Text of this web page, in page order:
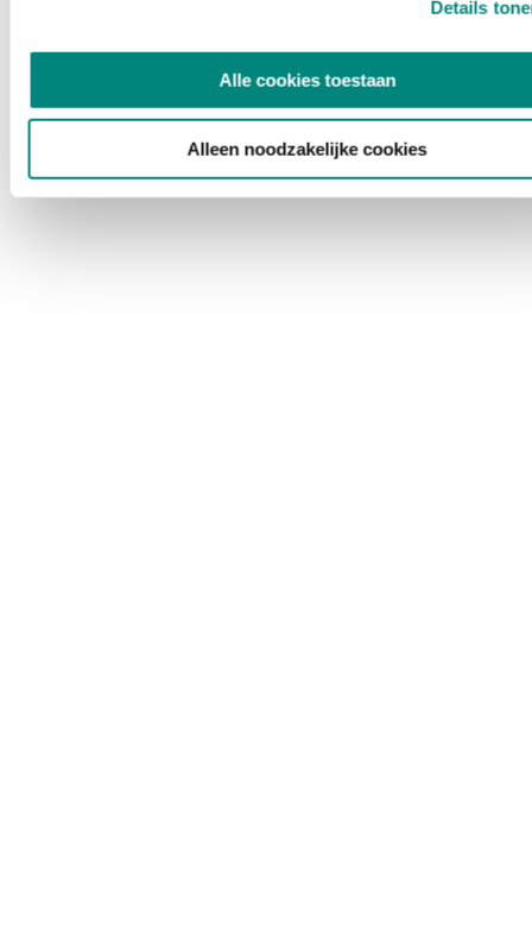
Details
Alle cookies toestaan
Alleen noodzakelijke cookies